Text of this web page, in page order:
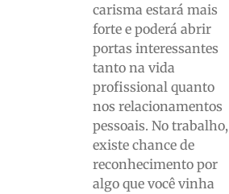
carisma estará mais
forte e poderá abrir
portas interessantes
tanto na vida
profissional quanto
nos relacionamentos
pessoais. No trabalho,
existe chance de
reconhecimento por
algo que você vinha